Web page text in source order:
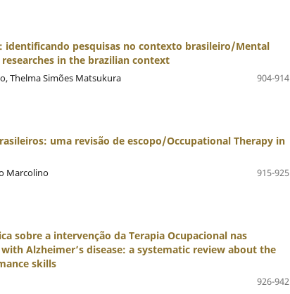
identificando pesquisas no contexto brasileiro/Mental
in the brazilian context
Thelma Simões Matsukura
904-914
uma revisão de escopo/Occupational Therapy in
Marcolino
915-925
sobre a intervenção da Terapia Ocupacional nas
Alzheimer’s disease: a systematic review about the
skills
926-942